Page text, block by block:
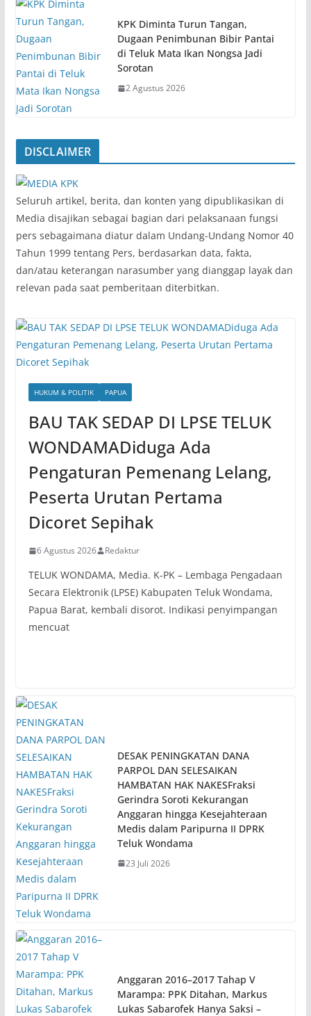
KPK Diminta Turun Tangan,
Dugaan Penimbunan Bibir Pantai
di Teluk Mata Ikan Nongsa Jadi
Sorotan
2 Agustus 2026
DISCLAIMER
‎Seluruh artikel, berita, dan konten yang dipublikasikan di
Media disajikan sebagai bagian dari pelaksanaan fungsi
pers sebagaimana diatur dalam Undang-Undang Nomor 40
Tahun 1999 tentang Pers, berdasarkan data, fakta,
dan/atau keterangan narasumber yang dianggap layak dan
relevan pada saat pemberitaan diterbitkan.
HUKUM & POLITIK PAPUA
BAU TAK SEDAP DI LPSE TELUK
WONDAMADiduga Ada
Pengaturan Pemenang Lelang,
Peserta Urutan Pertama
Dicoret Sepihak
6 Agustus 2026 Redaktur
TELUK WONDAMA, Media. K-PK – Lembaga Pengadaan
Secara Elektronik (LPSE) Kabupaten Teluk Wondama,
Papua Barat, kembali disorot. Indikasi penyimpangan
mencuat
DESAK PENINGKATAN DANA
PARPOL DAN SELESAIKAN
HAMBATAN HAK NAKESFraksi
Gerindra Soroti Kekurangan
Anggaran hingga Kesejahteraan
Medis dalam Paripurna II DPRK
Teluk Wondama
23 Juli 2026
Anggaran 2016–2017 Tahap V
Marampa: PPK Ditahan, Markus
Lukas Sabarofek Hanya Saksi –